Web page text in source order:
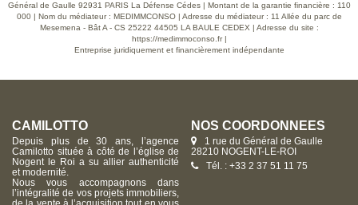
Général de Gaulle 92931 PARIS La Défense Cédes | Montant de la garantie financière : 110
000 | Nom du médiateur : MEDIMMCONSO | Adresse du médiateur : 11 Allée du parc de
Mesemena - Bât A - CS 25222 44505 LA BAULE CEDEX | Adresse du site :
https://medimmoconso.fr|
Entreprise juridiquement et financièrement indépendante
CAMILOTTO
Depuis plus de 30 ans, l’agence
Camilotto située à côté de l’église de
Nogent le Roi a su allier authenticité
et modernité.
Nous vous accompagnons dans
l’intégralité de vos projets immobiliers,
NOS COORDONNÉES
1 rue du Général de Gaulle
28210 NOGENT-LE-ROI
Tél. : +33 2 37 51 11 75